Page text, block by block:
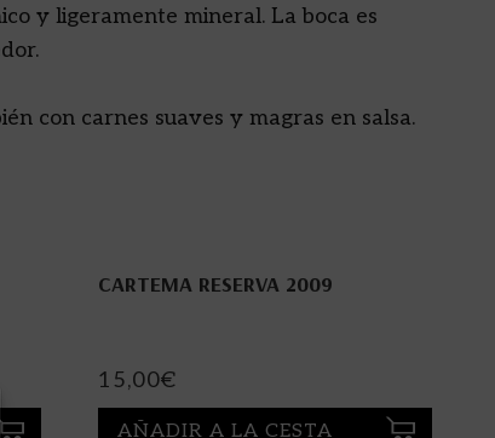
y ligeramente mineral. La boca es
con carnes suaves y magras en salsa.
CARTEMA RESERVA 2009
15,00€
AÑADIR A LA CESTA